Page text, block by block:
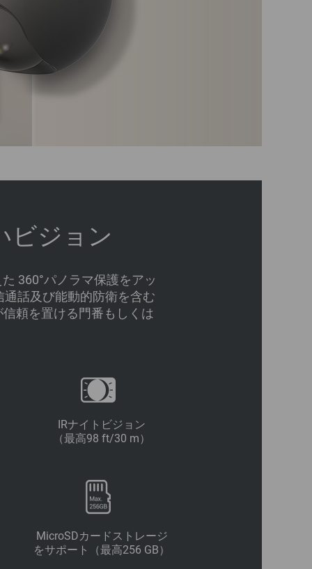
ビジョン
360°パノラマ保護をアッ
話及び能動的防衛を含む
頼を置ける門番もしくは
IRナイトビジョン
（最高98 ft/30 m）
MicroSDカードストレージ
をサポート（最高256 GB）